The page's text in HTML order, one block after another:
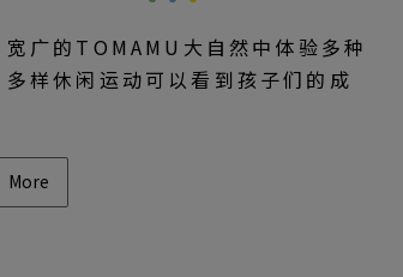
宽广的TOMAMU大自然中体验多种
多样休闲运动可以看到孩子们的成
More